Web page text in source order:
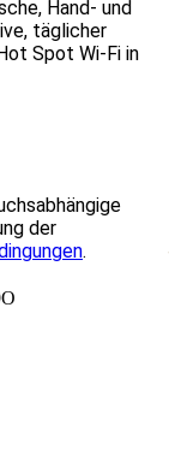
Hand- und
täglicher
Spot Wi-Fi in
der
.